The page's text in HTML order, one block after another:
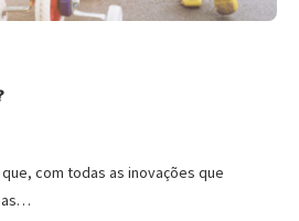
com todas as inovações que